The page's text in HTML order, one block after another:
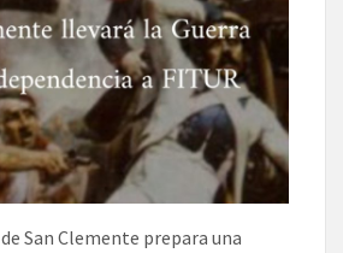
San Clemente prepara una